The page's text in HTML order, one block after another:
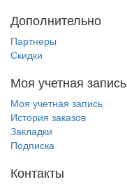
Дополнительно
Партнеры
Скидки
Моя учетная запись
Моя учетная запись
История заказов
Закладки
Подписка
Контакты